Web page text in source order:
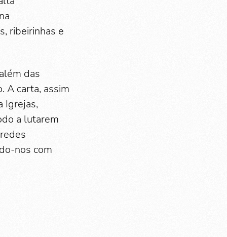
ribeirinhas e
das
A carta, assim
Igrejas,
a lutarem
nos com